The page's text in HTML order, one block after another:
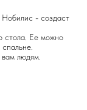
Нобилис - создаст
стола. Ее можно
людям.